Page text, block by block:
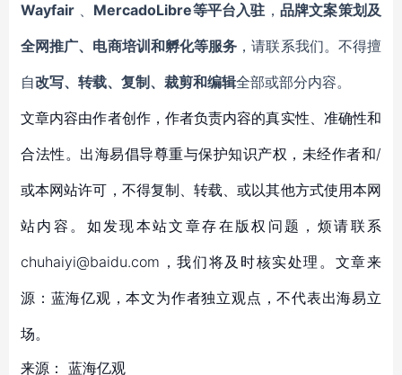
Wayfair 、 MercadoLibre等平台入驻 ， 品牌文案策划及
全网推广、电商培训和孵化等服务 ，请联系我们。不得擅
自改写、转载、复制、裁剪和编辑全部或部分内容。
文章内容由作者创作，作者负责内容的真实性、准确性和
合法性。出海易倡导尊重与保护知识产权，未经作者和/
或本网站许可，不得复制、转载、或以其他方式使用本网
站内容。如发现本站文章存在版权问题，烦请联系
chuhaiyi@baidu.com，我们将及时核实处理。文章来
源：蓝海亿观，本文为作者独立观点，不代表出海易立
场。
来源： 蓝海亿观